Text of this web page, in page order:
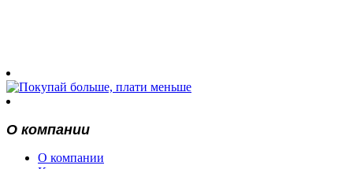
О компании
О компании